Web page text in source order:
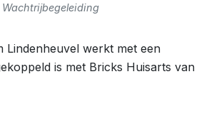
Wachtrijbegeleiding
Lindenheuvel werkt met een
is met Bricks Huisarts van